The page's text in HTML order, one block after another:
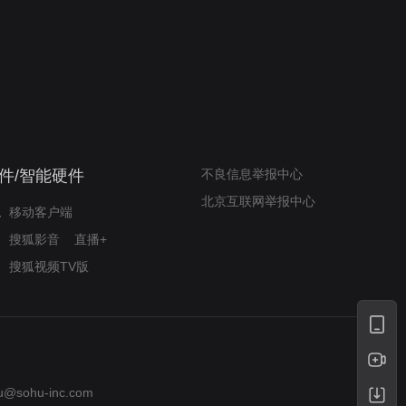
/智能硬件
移动客户端
搜狐影音
直播+
搜狐视频TV版
不良信息举报中心
北京互联网举报中心
inc.com